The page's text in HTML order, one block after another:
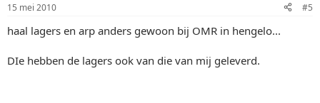
15 mei 2010 #5
haal lagers en arp anders gewoon bij OMR in hengelo...
DIe hebben de lagers ook van die van mij geleverd.